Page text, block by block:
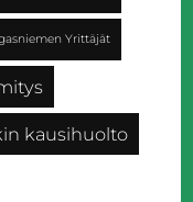
Yrittäjät
kausihuolto